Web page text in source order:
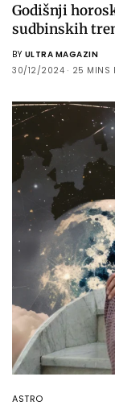
Godišnji
sudbinskih
BY ULTRA MAGAZIN
30/12/2024
25 MINS
ASTRO